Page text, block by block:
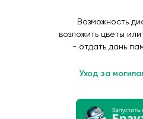
Возможность
возложить цветы или
- отдать дань
Уход за